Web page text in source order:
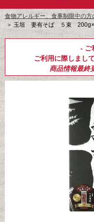
食物アレルギー、食事制限中の
＞玉垣 妻有そば ５束
- ご
ご利用に際しまして
商品情報最終